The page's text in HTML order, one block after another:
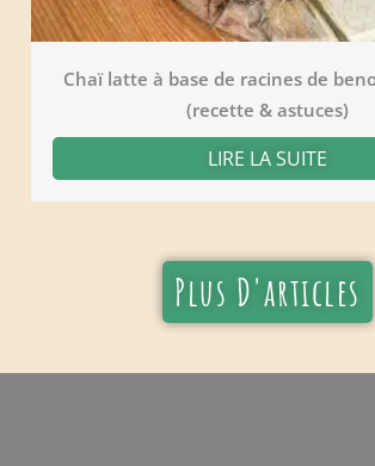
Chaï latte à base de racines de
(recette & astuces)
LIRE LA SUITE
Plus D'articles